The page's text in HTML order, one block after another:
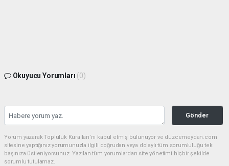
Okuyucu Yorumları (0)
Gönder
Yorum yazarak Topluluk Kuralları’nı kabul etmiş bulunuyor ve duzcemeydan.com
sitesine yaptığınız yorumunuzla ilgili doğrudan veya dolaylı tüm sorumluluğu tek
başınıza üstleniyorsunuz. Yazılan tüm yorumlardan site yönetimi hiçbir şekilde
sorumlu tutulamaz.